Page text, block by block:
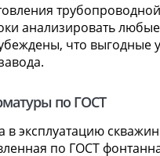
анализировать
что выгодные
по ГОСТ
в эксплуатацию
по ГОСТ